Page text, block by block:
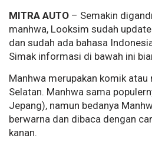
MITRA AUTO – Semakin
manhwa, Looksim sudah
dan sudah ada bahasa
Simak informasi di bawah ini
Manhwa merupakan komik
Selatan. Manhwa sama
Jepang), namun bedanya
berwarna dan dibaca dengan
kanan.